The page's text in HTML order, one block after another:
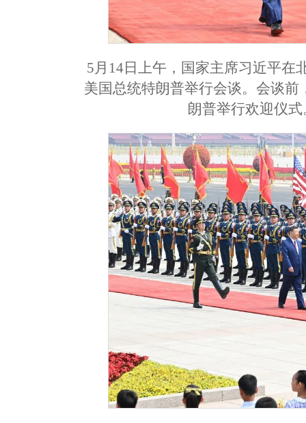
5月14日上午，国家主席习近平在
美国总统特朗普举行会谈。会谈
朗普举行欢迎仪